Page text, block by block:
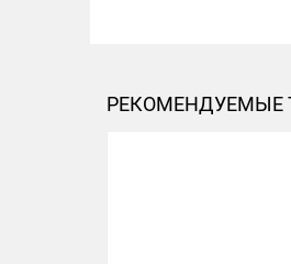
РЕКОМЕНДУЕМЫЕ